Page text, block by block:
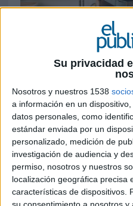
Su privacidad
Nosotros y nuestros 1538
a información en un
datos personales, como
estándar enviada por un
personalizado, medición de
investigación de audiencia y
permiso, nosotros y nuestros
localización geográfica precisa
características de dispositivos.
FICHA TÉCNICA
Anunciante: Wallapop
Sector: Apps
Campaña: Qué hay en
Agencia: This is Odd
Productora: Odd
Fecha de emisión: 28 de
Chief marketing officer:
Creative marketing